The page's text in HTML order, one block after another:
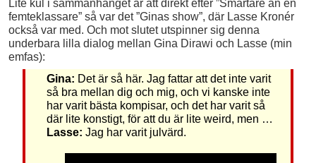
Lite kul i sammanhanget är att direkt efter ”Smartare än en
femteklassare” så var det ”Ginas show”, där Lasse Kronér
också var med. Och mot slutet utspinner sig denna
underbara lilla dialog mellan Gina Dirawi och Lasse (min
emfas):
Gina: Det är så här. Jag fattar att det inte varit
så bra mellan dig och mig, och vi kanske inte
har varit bästa kompisar, och det har varit så
där lite konstigt, för att du är lite weird, men …
Lasse: Jag har varit julvärd.